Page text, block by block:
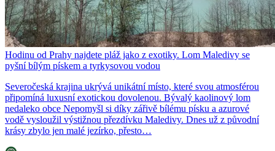
Hodinu od Prahy najdete pláž jako z exotiky. Lom Maledivy se
pyšní bílým pískem a tyrkysovou vodou
Severočeská krajina ukrývá unikátní místo, které svou atmosférou
připomíná luxusní exotickou dovolenou. Bývalý kaolinový lom
nedaleko obce Nepomyšl si díky zářivě bílému písku a azurové
vodě vysloužil výstižnou přezdívku Maledivy. Dnes už z původní
krásy zbylo jen malé jezírko, přesto…